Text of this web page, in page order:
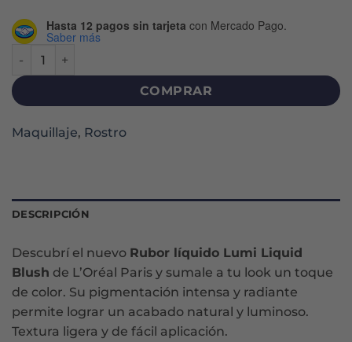
Hasta 12 pagos sin tarjeta con Mercado Pago.
Saber más
COMPRAR
Maquillaje, Rostro
DESCRIPCIÓN
Descubrí el nuevo Rubor líquido Lumi Liquid
Blush de L’Oréal Paris y sumale a tu look un toque
de color. Su pigmentación intensa y radiante
permite lograr un acabado natural y luminoso.
Textura ligera y de fácil aplicación.